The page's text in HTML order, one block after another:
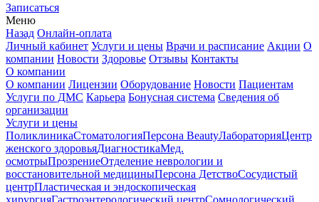
Записаться
Меню
Назад Онлайн-оплата
Личный кабинет Услуги и цены Врачи и расписание Акции О
компании Новости Здоровье Отзывы Контакты
О компании
О компании Лицензии Оборудование Новости Пациентам
Услуги по ДМС Карьера Бонусная система Сведения об
организации
Услуги и цены
ПоликлиникаСтоматологияПерсона BeautyЛабораторияЦентр
женского здоровьяДиагностикаМед.
осмотрыПрозрениеОтделение неврологии и
восстановительной медициныПерсона ДетствоСосудистый
центрПластическая и эндоскопическая
хирургияГастроэнтерологический центрСомнологический